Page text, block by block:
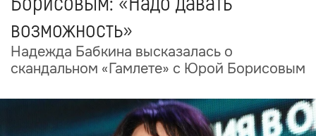
возможность»
Надежда Бабкина высказалась о
скандальном «Гамлете» с Юрой Борисовым